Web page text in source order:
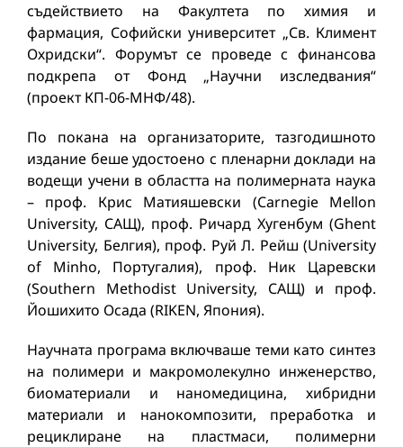
съдействието на Факултета по химия и
фармация, Софийски университет „Св. Климент
Охридски“. Форумът се проведе с финансова
подкрепа от Фонд „Научни изследвания“
(проект КП-06-МНФ/48).
По покана на организаторите, тазгодишното
издание беше удостоено с пленарни доклади на
водещи учени в областта на полимерната наука
– проф. Крис Матияшевски (Carnegie Mellon
University, САЩ), проф. Ричард Хугенбум (Ghent
University, Белгия), проф. Руй Л. Рейш (University
of Minho, Португалия), проф. Ник Царевски
(Southern Methodist University, САЩ) и проф.
Йошихито Осада (RIKEN, Япония).
Научната програма включваше теми като синтез
на полимери и макромолекулно инженерство,
биоматериали и наномедицина, хибридни
материали и нанокомпозити, преработка и
рециклиране на пластмаси, полимерни